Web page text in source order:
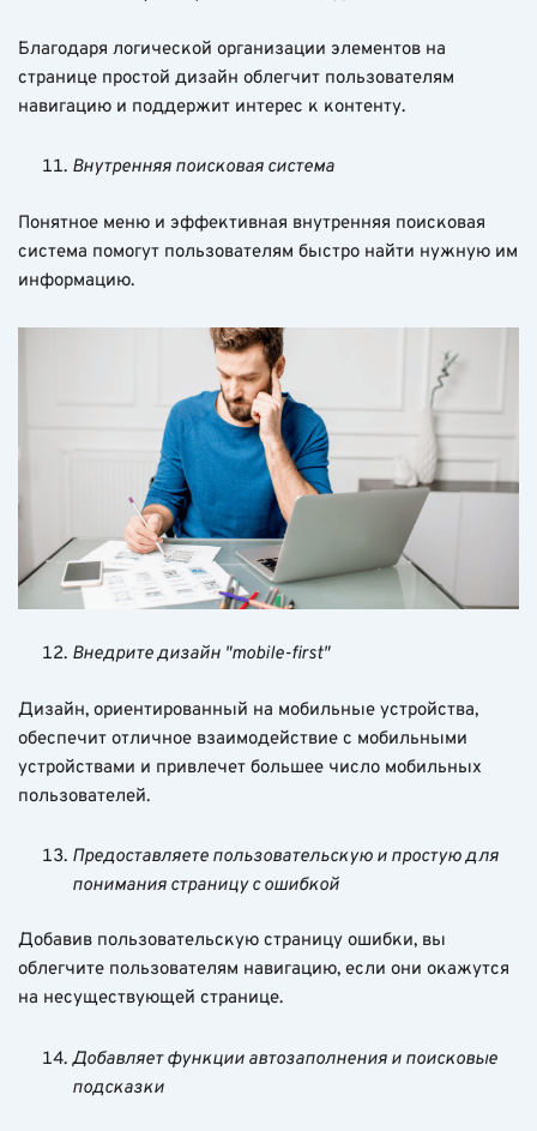
Благодаря логической организации элементов на
странице простой дизайн облегчит пользователям
навигацию и поддержит интерес к контенту.
Внутренняя поисковая система
Понятное меню и эффективная внутренняя поисковая
система помогут пользователям быстро найти нужную им
информацию.
Внедрите дизайн "mobile-first"
Дизайн, ориентированный на мобильные устройства,
обеспечит отличное взаимодействие с мобильными
устройствами и привлечет большее число мобильных
пользователей.
Предоставляете пользовательскую и простую для
понимания страницу с ошибкой
Добавив пользовательскую страницу ошибки, вы
облегчите пользователям навигацию, если они окажутся
на несуществующей странице.
Добавляет функции автозаполнения и поисковые
подсказки